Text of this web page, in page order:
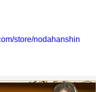
store/nodahanshin